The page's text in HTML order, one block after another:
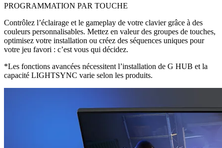
PROGRAMMATION PAR TOUCHE
Contrôlez l’éclairage et le gameplay de votre clavier grâce à des
couleurs personnalisables. Mettez en valeur des groupes de touches,
optimisez votre installation ou créez des séquences uniques pour
votre jeu favori : c’est vous qui décidez.
*Les fonctions avancées nécessitent l’installation de G HUB et la
capacité LIGHTSYNC varie selon les produits.